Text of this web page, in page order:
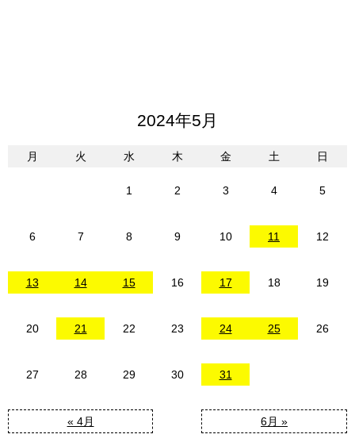
2024年5月
月 火 水 木 金 土 日
« 4月 6月 »
1 2 3 4 5
6 7 8 9 10 11 12
13 14 15 16 17 18 19
20 21 22 23 24 25 26
27 28 29 30 31